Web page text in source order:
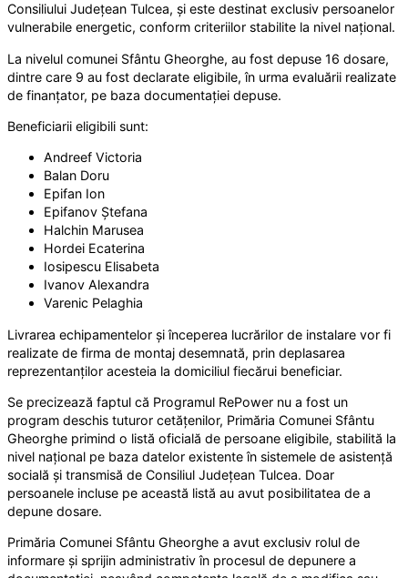
Consiliului Județean Tulcea, și este destinat exclusiv persoanelor
vulnerabile energetic, conform criteriilor stabilite la nivel național.
La nivelul comunei Sfântu Gheorghe, au fost depuse 16 dosare,
dintre care 9 au fost declarate eligibile, în urma evaluării realizate
de finanțator, pe baza documentației depuse.
Beneficiarii eligibili sunt:
Andreef Victoria
Balan Doru
Epifan Ion
Epifanov Ștefana
Halchin Marusea
Hordei Ecaterina
Iosipescu Elisabeta
Ivanov Alexandra
Varenic Pelaghia
Livrarea echipamentelor și începerea lucrărilor de instalare vor fi
realizate de firma de montaj desemnată, prin deplasarea
reprezentanților acesteia la domiciliul fiecărui beneficiar.
Se precizează faptul că Programul RePower nu a fost un
program deschis tuturor cetățenilor, Primăria Comunei Sfântu
Gheorghe primind o listă oficială de persoane eligibile, stabilită la
nivel național pe baza datelor existente în sistemele de asistență
socială și transmisă de Consiliul Județean Tulcea. Doar
persoanele incluse pe această listă au avut posibilitatea de a
depune dosare.
Primăria Comunei Sfântu Gheorghe a avut exclusiv rolul de
informare și sprijin administrativ în procesul de depunere a